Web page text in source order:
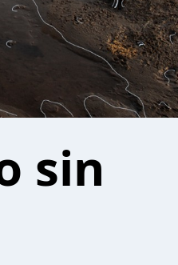
sin